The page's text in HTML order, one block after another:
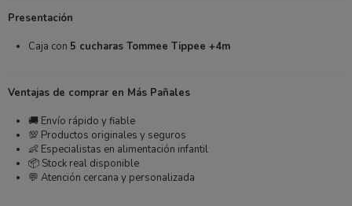
Presentación
Caja con 5 cucharas Tommee Tippee +4m
Ventajas de comprar en Más Pañales
🚚 Envío rápido y fiable
💯 Productos originales y seguros
👶 Especialistas en alimentación infantil
📦 Stock real disponible
💬 Atención cercana y personalizada